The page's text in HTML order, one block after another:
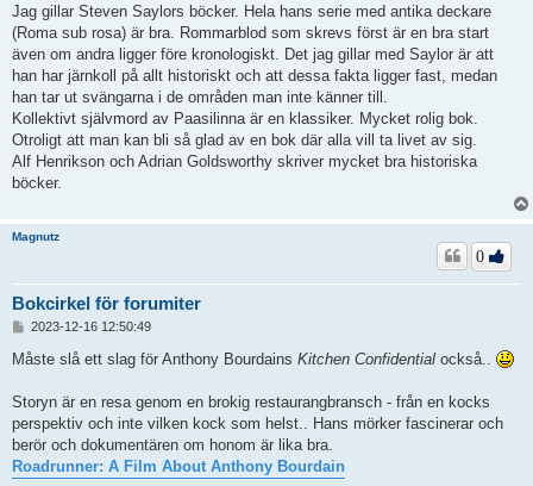
l
ä
g
g
Jag gillar Steven Saylors böcker. Hela hans serie med antika deckare
(Roma sub rosa) är bra. Rommarblod som skrevs först är en bra start
även om andra ligger före kronologiskt. Det jag gillar med Saylor är att
han har järnkoll på allt historiskt och att dessa fakta ligger fast, medan
han tar ut svängarna i de områden man inte känner till.
Kollektivt självmord av Paasilinna är en klassiker. Mycket rolig bok.
Otroligt att man kan bli så glad av en bok där alla vill ta livet av sig.
Alf Henrikson och Adrian Goldsworthy skriver mycket bra historiska
böcker.
Magnutz
Bokcirkel för forumiter
0
l
g
2023-12-16 12:50:49
Måste slå ett slag för Anthony Bourdains Kitchen Confidential också..
Storyn är en resa genom en brokig restaurangbransch - från en kocks
perspektiv och inte vilken kock som helst.. Hans mörker fascinerar och
berör och dokumentären om honom är lika bra.
Roadrunner: A Film About Anthony Bourdain